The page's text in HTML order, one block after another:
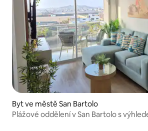
Byt ve městě San Bartolo
Plážové oddělení v San Bartolo s